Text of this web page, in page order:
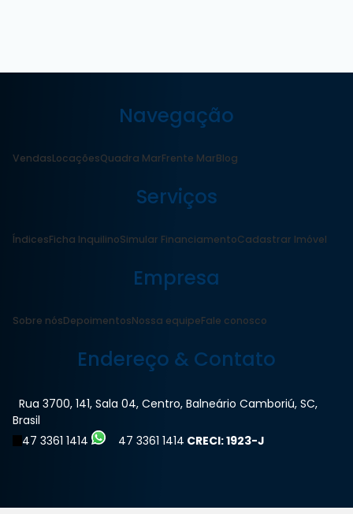
Navegação
VendasLocaçõesQuadra MarFrente MarBlog
Serviços
ÍndicesFicha InquilinoSimular FinanciamentoCadastrar Imóvel
Empresa
Sobre nósDepoimentosNossa equipeFale conosco
Endereço & Contato
Rua 3700, 141, Sala 04, Centro, Balneário Camboriú, SC,
Brasil
47 3361 1414
47 3361 1414 CRECI: 1923-J